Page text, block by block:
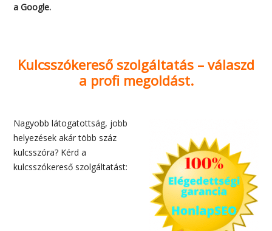
a Google.
Kulcsszókereső szolgáltatás – válaszd
a profi megoldást.
Nagyobb látogatottság, jobb
helyezések akár több száz
kulcsszóra? Kérd a
kulcsszókereső szolgáltatást: